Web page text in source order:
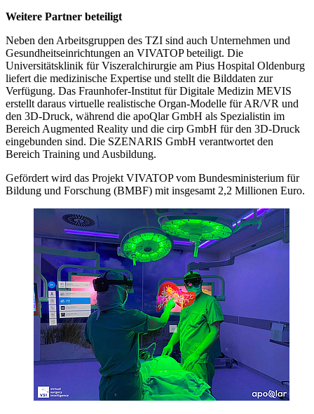
Weitere Partner beteiligt
Neben den Arbeitsgruppen des TZI sind auch Unternehmen und
Gesundheitseinrichtungen an VIVATOP beteiligt. Die
Universitätsklinik für Viszeralchirurgie am Pius Hospital Oldenburg
liefert die medizinische Expertise und stellt die Bilddaten zur
Verfügung. Das Fraunhofer-Institut für Digitale Medizin MEVIS
erstellt daraus virtuelle realistische Organ-Modelle für AR/VR und
den 3D-Druck, während die apoQlar GmbH als Spezialistin im
Bereich Augmented Reality und die cirp GmbH für den 3D-Druck
eingebunden sind. Die SZENARIS GmbH verantwortet den
Bereich Training und Ausbildung.
Gefördert wird das Projekt VIVATOP vom Bundesministerium für
Bildung und Forschung (BMBF) mit insgesamt 2,2 Millionen Euro.